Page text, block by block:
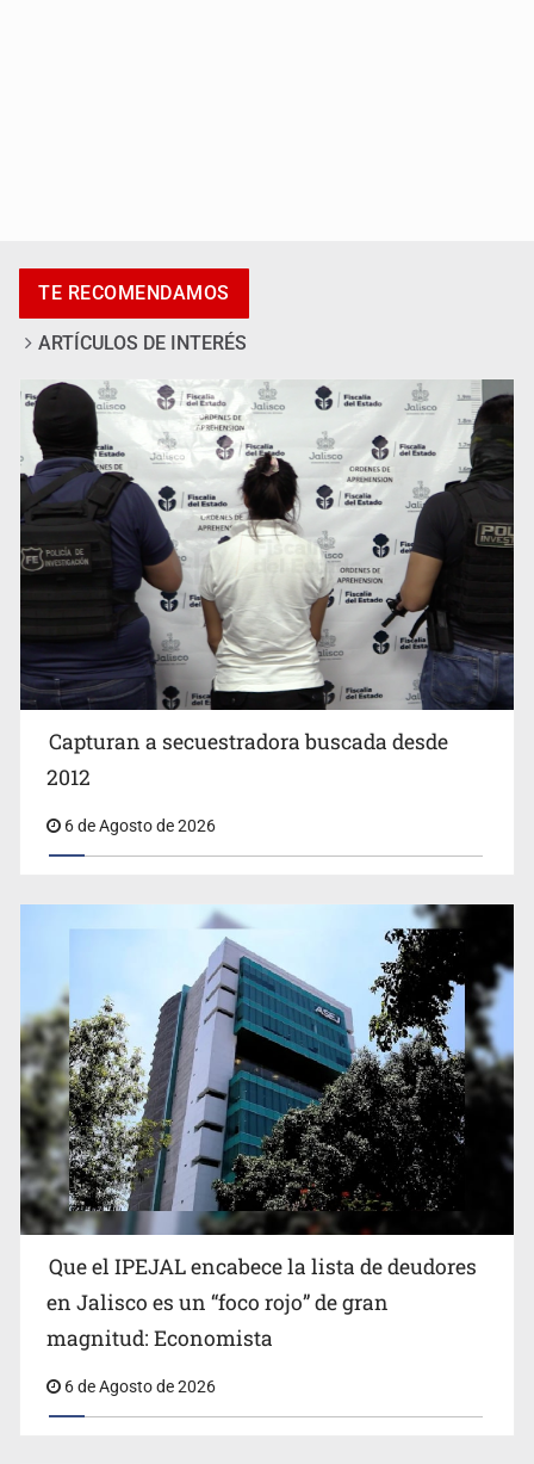
Vecinos de Mirador de San Isidro denuncian tala; IJALVI
lo niega
EUA investiga salmonela en jalapeños mexicanos
Proponen consulta popular por desarrollo de vivienda
en Mirador de San Isidro
Congreso, de vacación y con varios pendientes
TE RECOMENDAMOS
ARTÍCULOS DE INTERÉS
Capturan a secuestradora buscada desde
2012
6 de Agosto de 2026
Que el IPEJAL encabece la lista de deudores
en Jalisco es un “foco rojo” de gran
magnitud: Economista
6 de Agosto de 2026